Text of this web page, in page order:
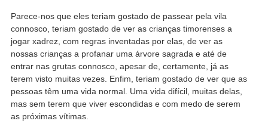
Parece-nos que eles teriam gostado de passear pela vila
connosco, teriam gostado de ver as crianças timorenses a
jogar xadrez, com regras inventadas por elas, de ver as
nossas crianças a profanar uma árvore sagrada e até de
entrar nas grutas connosco, apesar de, certamente, já as
terem visto muitas vezes. Enfim, teriam gostado de ver que as
pessoas têm uma vida normal. Uma vida difícil, muitas delas,
mas sem terem que viver escondidas e com medo de serem
as próximas vítimas.